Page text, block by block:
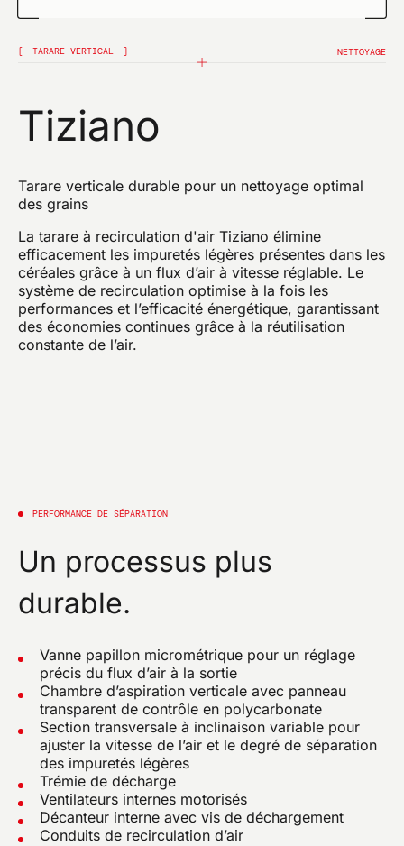
TARARE VERTICAL NETTOYAGE
Tiziano
Tarare verticale durable pour un nettoyage optimal
des grains
La tarare à recirculation d'air Tiziano élimine
efficacement les impuretés légères présentes dans les
céréales grâce à un flux d’air à vitesse réglable. Le
système de recirculation optimise à la fois les
performances et l’efficacité énergétique, garantissant
des économies continues grâce à la réutilisation
constante de l’air.
PERFORMANCE DE SÉPARATION
Un processus plus
durable.
Vanne papillon micrométrique pour un réglage
précis du flux d’air à la sortie
Chambre d’aspiration verticale avec panneau
transparent de contrôle en polycarbonate
Section transversale à inclinaison variable pour
ajuster la vitesse de l’air et le degré de séparation
des impuretés légères
Trémie de décharge
Ventilateurs internes motorisés
Décanteur interne avec vis de déchargement
Conduits de recirculation d’air
Je confirme que j'ai lu l'avis de traitement des
données
communications promotionnelles (y compris les
bulletins d'information) par omas par courrier
électronique et faisant référence à des produits ou
des services.
ENVOYER